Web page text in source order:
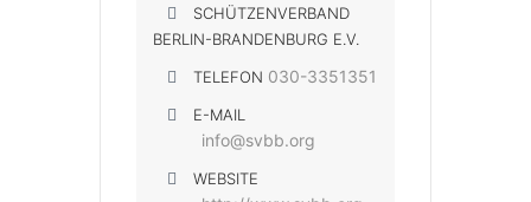
SCHÜTZENVERBAND
BERLIN-BRANDENBURG E.V.
TELEFON 030-3351351
E-MAIL
info@svbb.org
WEBSITE